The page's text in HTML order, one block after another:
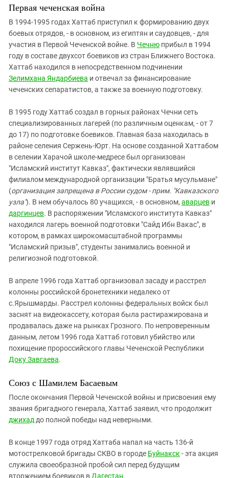
Первая чеченская война
В 1994-1995 годах Хаттаб приступил к формированию двух
боевых отрядов, - в основном, из египтян и саудовцев, - для
участия в Первой Чеченской войне. В Чечню прибыл в 1994
году в составе двухсот боевиков из стран Ближнего Востока.
Хаттаб находился в непосредственном подчинении
Зелимхана Яндарбиева и отвечал за финансирование
чеченских сепаратистов, а также за военную подготовку.
В 1995 году Хаттаб создал в горных районах Чечни сеть
специализированных лагерей (по различным оценкам, - от 7
до 17) по подготовке боевиков. Главная база находилась в
районе селения Сержень-Юрт. На основе созданной Хаттабом
в селении Харачой школе-медресе был организован
"Исламский институт Кавказ", фактически являвшийся
филиалом международной организации "Братья мусульмане"
(организация запрещена в России судом - прим. "Кавказского
узла"). В нем обучалось 80 учащихся, - в основном, аварцев и
даргинцев. В распоряжении "Исламского института Кавказ"
находился лагерь военной подготовки "Сайд Ибн Вакас", в
котором, в рамках широкомасштабной программы
"Исламский призыв", студенты занимались военной и
религиозной подготовкой.
В апреле 1996 года Хаттаб организовал засаду и расстрел
колонны российской бронетехники недалеко от
с.Ярышмарды. Расстрел колонны федеральных войск был
заснят на видеокассету, которая была растиражирована и
продавалась даже на рынках Грозного. По непроверенным
данным, летом 1996 года Хаттаб готовил убийство или
похищение пророссийского главы Чеченской Республики
Доку Завгаева.
Союз с Шамилем Басаевым
После окончания Первой Чеченской войны и присвоения ему
звания бригадного генерала, Хаттаб заявил, что продолжит
джихад до полной победы над неверными.
В конце 1997 года отряд Хаттаба напал на часть 136-й
мотострелковой бригады СКВО в городе Буйнакск - эта акция
служила своеобразной пробой сил перед будущим
вторжением боевиков в Дагестан.